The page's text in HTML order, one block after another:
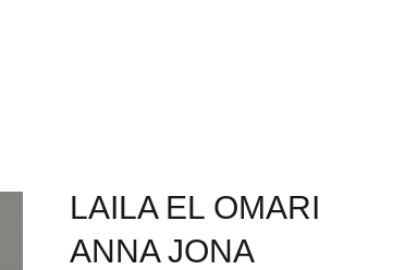
LAILA EL OMARI
ANNA JONA